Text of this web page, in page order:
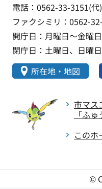
電話：0562-33-3151(代)
ファクシミリ：0562-
開庁日：月曜日～金曜
閉庁日：土曜日、日曜
所在地・地図
市マス
「ふ
このホ
©